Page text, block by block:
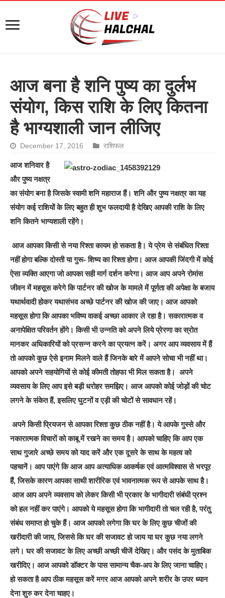
आज बना है शन‌ि पुष्य का दुर्लभ
संयोग, क‌िस राश‌ि के ल‌िए क‌ितना
है भाग्यशाली जान लीज‌िए
December 17, 2016 राशिफल
आज शन‌िवार है
और पुष्य नक्षत्र
का संयोग बना है ज‌िसके स्वामी शन‌ि महाराज हैं। शन‌ि और पुष्य नक्षत्र का यह
संयोग कई राश‌ियों के ल‌िए बहुत ही शुभ फलदायी है देख‌िए आपकी राश‌ि के ल‌िए
शन‌ि क‌ितने भाग्यशाली रहेंगे।
आज आपका किसी से नया रिश्ता कायम हो सकता है। ये प्रेम से संबंधित रिश्ता
नहीं होगा बल्कि दोस्ती या गुरू- शिष्य का रिश्ता होगा। आज आपकी जिंदगी में कोई
ऐसा व्यक्ति आएगा जो आपका सही मार्ग दर्शन करेगा। आज आप अपने रोमांस
जीवन में महसूस करेगे कि पार्टनर की खोज के मामले में पूर्णता की अपेक्षा के बजाय
यथार्थवादी होकर यथासंभव अच्छे पार्टनर की खोज की जाए। आज आपको
महसूस होगा कि आपका भविष्य वाकई अच्छा आकार ले रहा है। सकारात्मक व
अनापेक्षित परिवर्तन होंगे। किसी भी उन्नति को अपने लिये प्रेरणा का स्रोत
मानकर अधिकारियों को प्रसन्न करने का प्रयत्न करें। अगर आप व्यवसाय में हैं
तो आपको कुछ ऐसे इनाम मिलने वाले हैं जिनके बारे में आपने सोचा भी नहीं था।
आपको अपने सहयोगियों से कोई कीमती तोहफा भी मिल सकता है। अपने
व्यवसाय के लिए आप इसे बड़ी धरोहर समझिए। आज आपको कोई जोड़ों की चोट
लगने के संकेत हैं, इसलिए घुटनों व एड़ी की चोटों से सावधान रहें।
अपने किसी प्रियजन से आपका रिश्ता कुछ ठीक नहीं है। ये आपके गुस्से और
नकारात्मक विचारों को काबू में रखने का समय है। आपको चाहिए कि आप एक
साथ गुजारे अच्छे समय को याद करें और एक दूसरे के साथ के महत्व को
पहचानें। आप पाएंगे कि आज आप अत्याधिक आकर्षक एवं आत्मविश्वास से भरपूर
हैं, जिसके कारण आपका साथी शारीरिक एवं भावनात्मक रूप से आपके साथ है।
आज आप अपने व्यवसाय को लेकर किसी भी प्रकार के भागीदारी संबंधी प्रश्न
को हल नहीं कर पाएंगे। आपको ये महसूस होगा कि भागीदारी तो चल रही है, परंतु
संबंध समाप्त हो चुके हैं। आज आपको लगेगा कि घर के लिए कुछ चीजों की
खरीदारी की जाय, जिससे कि घर की सजावट हो जाय या घर कुछ नया लगने
लगे। घर की सजावट के लिए अच्छी अच्छी चीजें देखिए। और पसंद के मुताबिक
खरीदिए। आज आपको डॉक्टर के पास सामान्य चैक-अप के लिए जाना चाहिए।
हो सकता है आप ठीक महसूस करें मगर आज आपको अपने शरीर के उपर ध्यान
देना शुरु कर देना चाहए।